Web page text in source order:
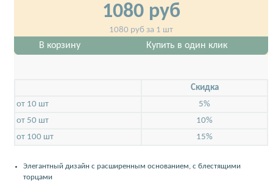
1080руб
1080 руб за 1 шт
В корзину Купить в один клик
Скидкa
от 10 шт
5%
от 50 шт
10%
от 100 шт
15%
Элегантный дизайн с расширенным основанием, с блестящими
торцами